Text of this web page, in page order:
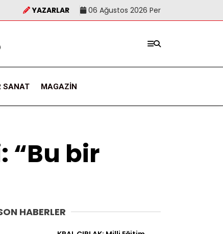
YAZARLAR 06 Ağustos 2026 Per
SANAT MAGAZIN
“Bu bir
HABERLER